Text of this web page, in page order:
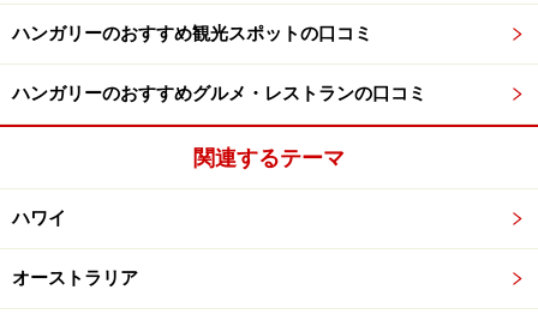
ハンガリーのおすすめ観光スポットの口コミ
ハンガリーのおすすめグルメ・レストランの口コミ
関連するテーマ
ハワイ
オーストラリア